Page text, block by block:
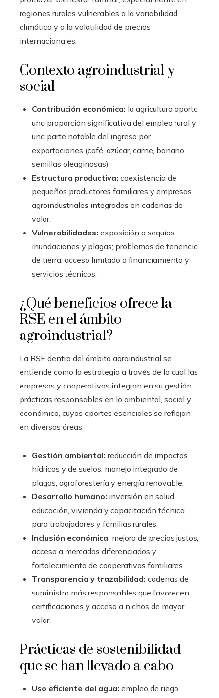
regiones rurales vulnerables a la variabilidad
climática y a la volatilidad de precios
internacionales.
Contexto agroindustrial y
social
Contribución económica: la agricultura aporta
una proporción significativa del empleo rural y
una parte notable del ingreso por
exportaciones (café, azúcar, carne, banano,
semillas oleaginosas).
Estructura productiva: coexistencia de
pequeños productores familiares y empresas
agroindustriales integradas en cadenas de
valor.
Vulnerabilidades: exposición a sequías,
inundaciones y plagas; problemas de tenencia
de tierra; acceso limitado a financiamiento y
servicios técnicos.
¿Qué beneficios ofrece la
RSE en el ámbito
agroindustrial?
La RSE dentro del ámbito agroindustrial se
entiende como la estrategia a través de la cual las
empresas y cooperativas integran en su gestión
prácticas responsables en lo ambiental, social y
económico, cuyos aportes esenciales se reflejan
en diversas áreas.
Gestión ambiental: reducción de impactos
hídricos y de suelos, manejo integrado de
plagas, agroforestería y energía renovable.
Desarrollo humano: inversión en salud,
educación, vivienda y capacitación técnica
para trabajadores y familias rurales.
Inclusión económica: mejora de precios justos,
acceso a mercados diferenciados y
fortalecimiento de cooperativas familiares.
Transparencia y trazabilidad: cadenas de
suministro más responsables que favorecen
certificaciones y acceso a nichos de mayor
valor.
Prácticas de sostenibilidad
que se han llevado a cabo
Uso eficiente del agua: empleo de riego